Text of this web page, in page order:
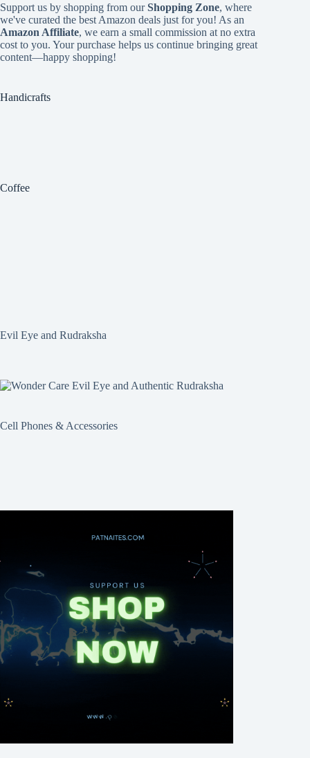
Support us by shopping from ourShopping Zone, where
we've curated the best Amazon deals just for you! As an
Amazon Affiliate, we earn a small commission at no extra
cost to you. Your purchase helps us continue bringing great
content—happy shopping!
Handicrafts
Coffee
Evil Eye and Rudraksha
Cell Phones & Accessories